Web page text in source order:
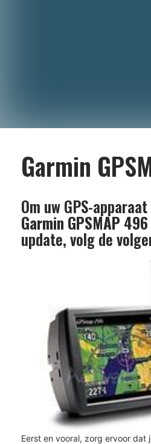
Garmin
Om uw GPS-
Garmin GPSMAP 496
update, volg de
Eerst en vooral, zorg ervoor dat